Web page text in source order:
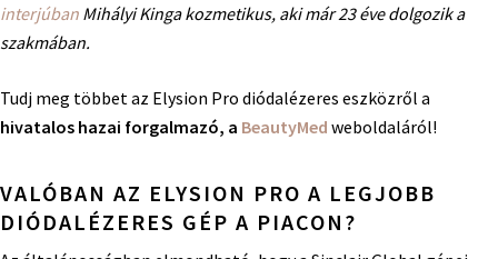
interjúban Mihályi Kinga kozmetikus, aki már 23 éve dolgozik a
szakmában.
Tudj meg többet az Elysion Pro diódalézeres eszközről a
hivatalos hazai forgalmazó, a BeautyMed weboldaláról!
VALÓBAN AZ ELYSION PRO A LEGJOBB
DIÓDALÉZERES GÉP A PIACON?